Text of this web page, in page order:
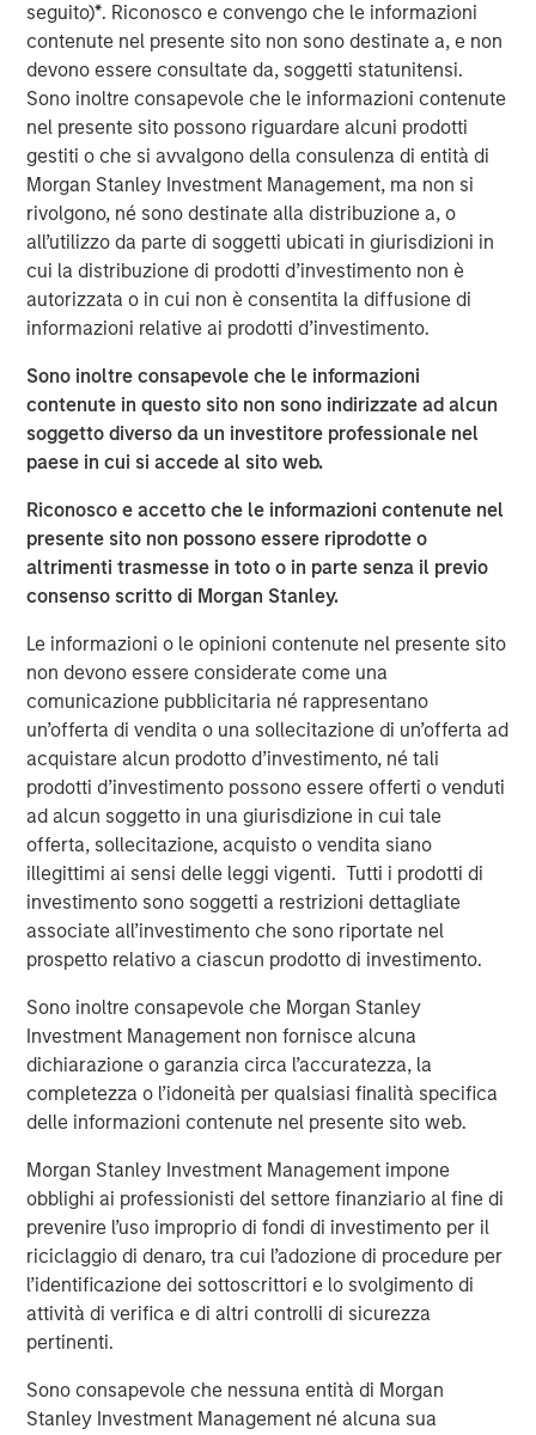
seguito)*. Riconosco e convengo che le informazioni
contenute nel presente sito non sono destinate a, e non
devono essere consultate da, soggetti statunitensi.
Sono inoltre consapevole che le informazioni contenute
nel presente sito possono riguardare alcuni prodotti
gestiti o che si avvalgono della consulenza di entità di
Morgan Stanley Investment Management, ma non si
rivolgono, né sono destinate alla distribuzione a, o
all’utilizzo da parte di soggetti ubicati in giurisdizioni in
cui la distribuzione di prodotti d’investimento non è
autorizzata o in cui non è consentita la diffusione di
informazioni relative ai prodotti d’investimento.
Sono inoltre consapevole che le informazioni
contenute in questo sito non sono indirizzate ad alcun
soggetto diverso da un investitore professionale nel
paese in cui si accede al sito web.
Riconosco e accetto che le informazioni contenute nel
presente sito non possono essere riprodotte o
altrimenti trasmesse in toto o in parte senza il previo
consenso scritto di Morgan Stanley.
Le informazioni o le opinioni contenute nel presente sito
non devono essere considerate come una
comunicazione pubblicitaria né rappresentano
un’offerta di vendita o una sollecitazione di un’offerta ad
acquistare alcun prodotto d’investimento, né tali
prodotti d’investimento possono essere offerti o venduti
ad alcun soggetto in una giurisdizione in cui tale
offerta, sollecitazione, acquisto o vendita siano
illegittimi ai sensi delle leggi vigenti. Tutti i prodotti di
investimento sono soggetti a restrizioni dettagliate
associate all’investimento che sono riportate nel
prospetto relativo a ciascun prodotto di investimento.
Sono inoltre consapevole che Morgan Stanley
Investment Management non fornisce alcuna
dichiarazione o garanzia circa l’accuratezza, la
completezza o l’idoneità per qualsiasi finalità specifica
delle informazioni contenute nel presente sito web.
Morgan Stanley Investment Management impone
obblighi ai professionisti del settore finanziario al fine di
prevenire l’uso improprio di fondi di investimento per il
riciclaggio di denaro, tra cui l’adozione di procedure per
l’identificazione dei sottoscrittori e lo svolgimento di
attività di verifica e di altri controlli di sicurezza
pertinenti.
Sono consapevole che nessuna entità di Morgan
Stanley Investment Management né alcuna sua
repeatable results.
Approfondimenti correlati
ARTICOLO
The MSIM Quantitative Duration Strategy
Model: A Factor-Based Approach to
Managing Interest Rates
ARTICOLO
Broad Markets Fixed Income Multi-Sector
GLOBAL FIXED INCOME BULLETIN
Video: Resilienza
Approfondimenti in primo
piano
ARTICOLO
The MSIM Quantitative Duration
Strategy Model: A Factor-Based
Approach to Managing Interest Rates
Anton Heese and Matas Vala explore the
Quantitative Duration Strategy Model, one of the
proprietary tools the team uses to enhance their
investment process, as it helps provide structure
and rigour with identifying and processing
relevant and important data.